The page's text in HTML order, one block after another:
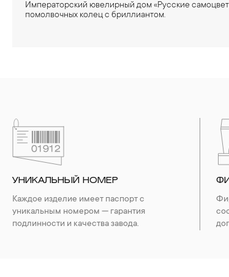
Императорский ювелирный дом «Русские
помолвочных колец с бриллиантом.
УНИКАЛЬНЫЙ НОМЕР
Каждое изделие имеет паспорт с
уникальным номером — гарантия
подлинности и качества завода.